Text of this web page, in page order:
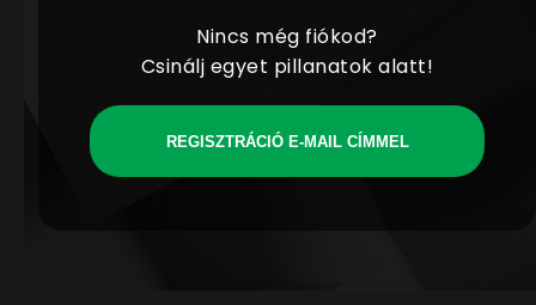
Nincs még fiókod?
Csinálj egyet pillanatok alatt!
REGISZTRÁCIÓ E-MAIL CÍMMEL